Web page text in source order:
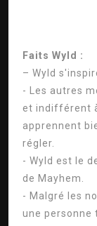
Faits Wyld :
– Wyld
- Les autres
et indifférent
apprennent
régler.
- Wyld est le
de Mayhem.
- Malgré les
une personne